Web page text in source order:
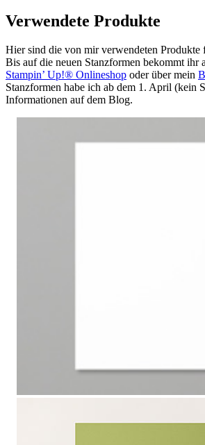
Verwendete Produkte
Hier sind die von mir verwendeten Produkte
Bis auf die neuen Stanzformen bekommt ihr
Stampin’ Up!® Onlineshop oder über mein
Stanzformen habe ich ab dem 1. April (kein
Informationen auf dem Blog.